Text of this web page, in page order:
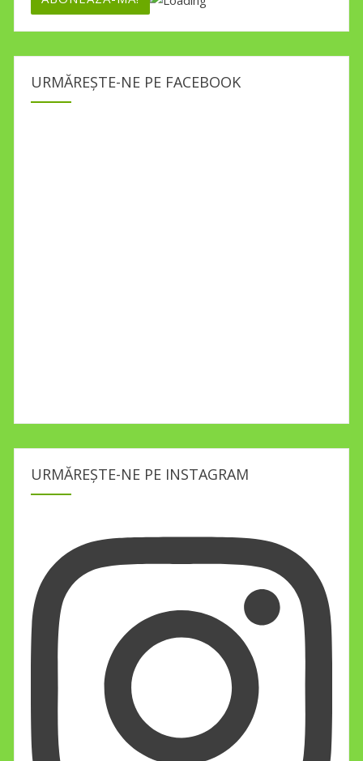
URMĂREȘTE-NE PE FACEBOOK
URMĂREȘTE-NE PE INSTAGRAM